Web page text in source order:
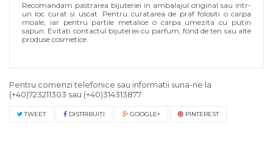
Recomandam pastrarea bijuteriei in ambalajul original sau intr-
un loc curat si uscat. Pentru curatarea de praf folositi o carpa
moale, iar pentru partile metalice o carpa umezita cu putin
sapun. Evitati contactul bijuteriei cu parfum, fond de ten sau alte
produse cosmetice.
Pentru comenzi telefonice sau informatii suna-ne la
(+40)723211303 sau (+40)314313877
TWEET DISTRIBUIŢI GOOGLE+ PINTEREST